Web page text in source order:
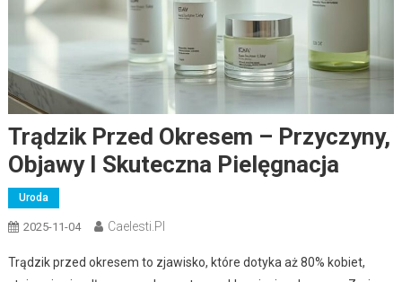
Trądzik Przed Okresem – Przyczyny,
Objawy I Skuteczna Pielęgnacja
Uroda
2025-11-04 Caelesti.pl
Trądzik przed okresem to zjawisko, które dotyka aż 80% kobiet,